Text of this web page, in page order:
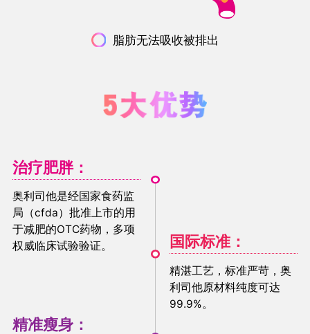
脂肪无法吸收被排出
治疗肥胖：
奥利司他是经国家食药监
局（cfda）批准上市的用
于减肥的OTC药物，多项
权威临床试验验证。
国际标准：
精湛工艺，标准严苛，奥
利司他原材料纯度可达
99.9%。
精准瘦身：